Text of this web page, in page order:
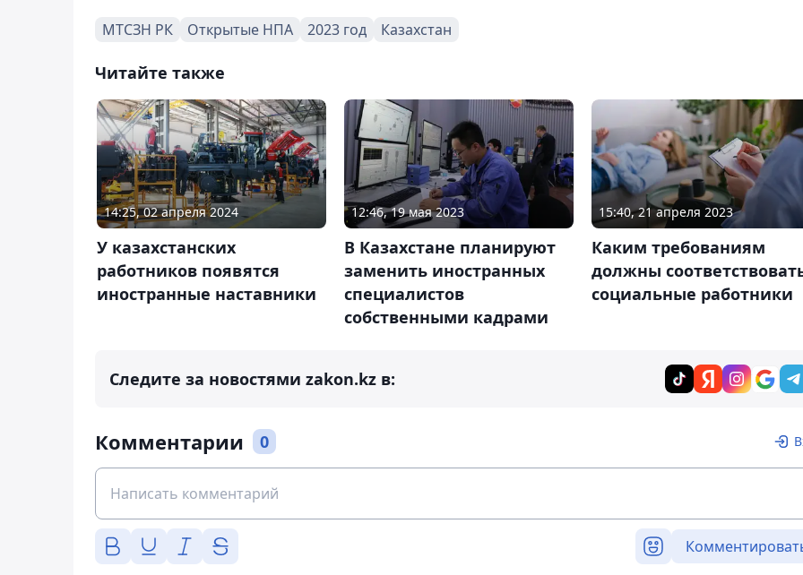
МТСЗН РК Открытые НПА 2023 год Казахстан
Читайте также
14:25, 02 апреля 2024
У казахстанских
работников появятся
иностранные наставники
12:46, 19 мая 2023
В Казахстане планируют
заменить иностранных
специалистов
собственными кадрами
15:40, 21 апреля 2023
Каким требованиям
должны
социальные работники
Следите за новостями zakon.kz в:
Комментарии 0